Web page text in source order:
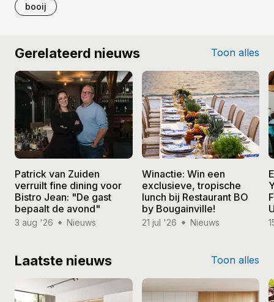
booij
Gerelateerd nieuws Toon alles
Patrick van Zuiden
verruilt fine dining voor
Bistro Jean: "De gast
bepaalt de avond"
3 aug '26 Nieuws
Winactie: Win een
exclusieve, tropische
lunch bij Restaurant BO
by Bougainville!
21 jul '26 Nieuws
Laatste nieuws Toon alles